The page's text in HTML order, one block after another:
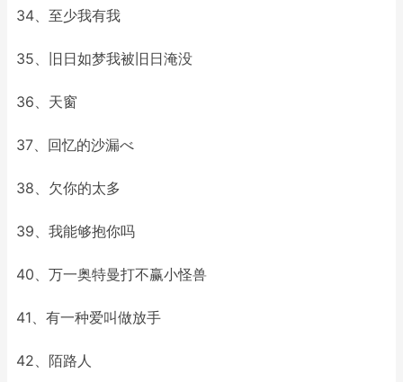
34、至少我有我
35、旧日如梦我被旧日淹没
36、天窗
37、回忆的沙漏べ
38、欠你的太多
39、我能够抱你吗
40、万一奥特曼打不赢小怪兽
41、有一种爱叫做放手
42、陌路人